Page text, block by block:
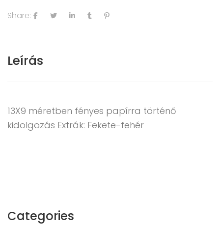
Share:
Leírás
13X9 méretben fényes papírra történő
kidolgozás Extrák: Fekete-fehér
Categories